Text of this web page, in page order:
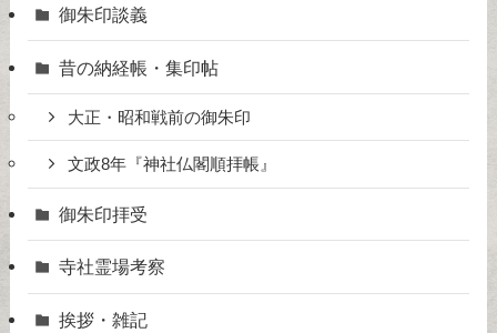
御朱印談義
昔の納経帳・集印帖
大正・昭和戦前の御朱印
文政8年『神社仏閣順拝帳』
御朱印拝受
寺社霊場考察
挨拶・雑記